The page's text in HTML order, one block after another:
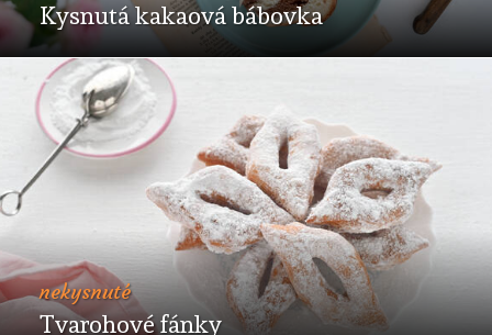
Kysnutá kakaová bábovka
nekysnuté
Tvarohové fánky